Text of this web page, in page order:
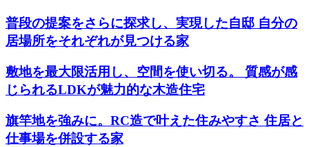
普段の提案をさらに探求し、実現した自邸 自分の
居場所をそれぞれが見つける家
敷地を最大限活用し、空間を使い切る。 質感が感
じられるLDKが魅力的な木造住宅
旗竿地を強みに。RC造で叶えた住みやすさ 住居と
仕事場を併設する家